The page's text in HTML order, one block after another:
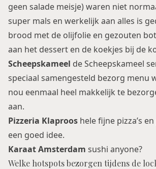
geen salade meisje) waren niet
super mals en werkelijk aan alles is
brood met de olijfolie en gezouten
aan het dessert en de koekjes bij de
Scheepskameel de Scheepskameel
speciaal samengesteld bezorg menu
nou eenmaal heel makkelijk te
aan.
Pizzeria Klaproos hele fijne pizza’s
een goed idee.
Karaat Amsterdam sushi anyone?
Welke hotspots bezorgen tijdens de